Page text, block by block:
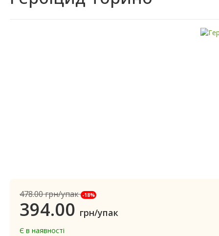
478.00грн/упак -18%
394.00 грн/упак
Є в наявності